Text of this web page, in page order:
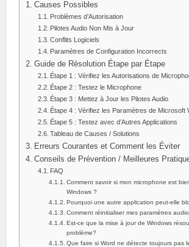
Causes Possibles
Problèmes d’Autorisation
Pilotes Audio Non Mis à Jour
Conflits Logiciels
Paramètres de Configuration Incorrects
Guide de Résolution Étape par Étape
Étape 1 : Vérifiez les Autorisations de
Étape 2 : Testez le Microphone
Étape 3 : Mettez à Jour les Pilotes Audio
Étape 4 : Vérifiez les Paramètres de Microsoft
Étape 5 : Testez avec d’Autres Applications
Tableau de Causes / Solutions
Erreurs Courantes et Comment les Éviter
Conseils de Prévention / Meilleures
FAQ
Comment savoir si mon microphone est
Windows ?
Pourquoi une autre application peut-elle
Comment réinitialiser mes paramètres
Est-ce que la mise à jour de Windows
problème?
Que faire si Word ne détecte toujours pas